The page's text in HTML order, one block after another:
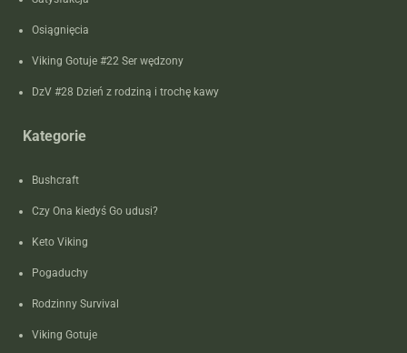
Osiągnięcia
Viking Gotuje #22 Ser wędzony
DzV #28 Dzień z rodziną i trochę kawy
Kategorie
Bushcraft
Czy Ona kiedyś Go udusi?
Keto Viking
Pogaduchy
Rodzinny Survival
Viking Gotuje